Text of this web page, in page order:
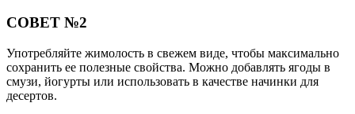
СОВЕТ №2
Употребляйте жимолость в свежем виде, чтобы максимально
сохранить ее полезные свойства. Можно добавлять ягоды в
смузи, йогурты или использовать в качестве начинки для
десертов.